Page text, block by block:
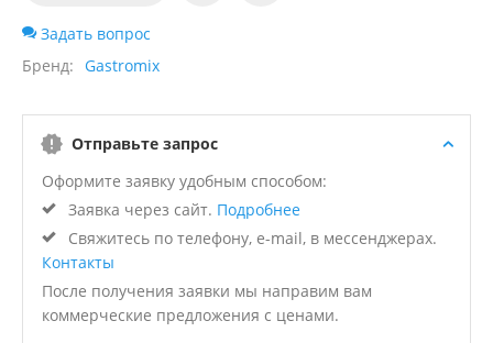
Задать вопрос
Бренд
Gastromix
Отправьте запрос
Оформите заявку удобным способом:
Заявка через сайт. Подробнее
Свяжитесь по телефону, e-mail, в мессенджерах.
Контакты
После получения заявки мы направим вам
коммерческие предложения с ценами.